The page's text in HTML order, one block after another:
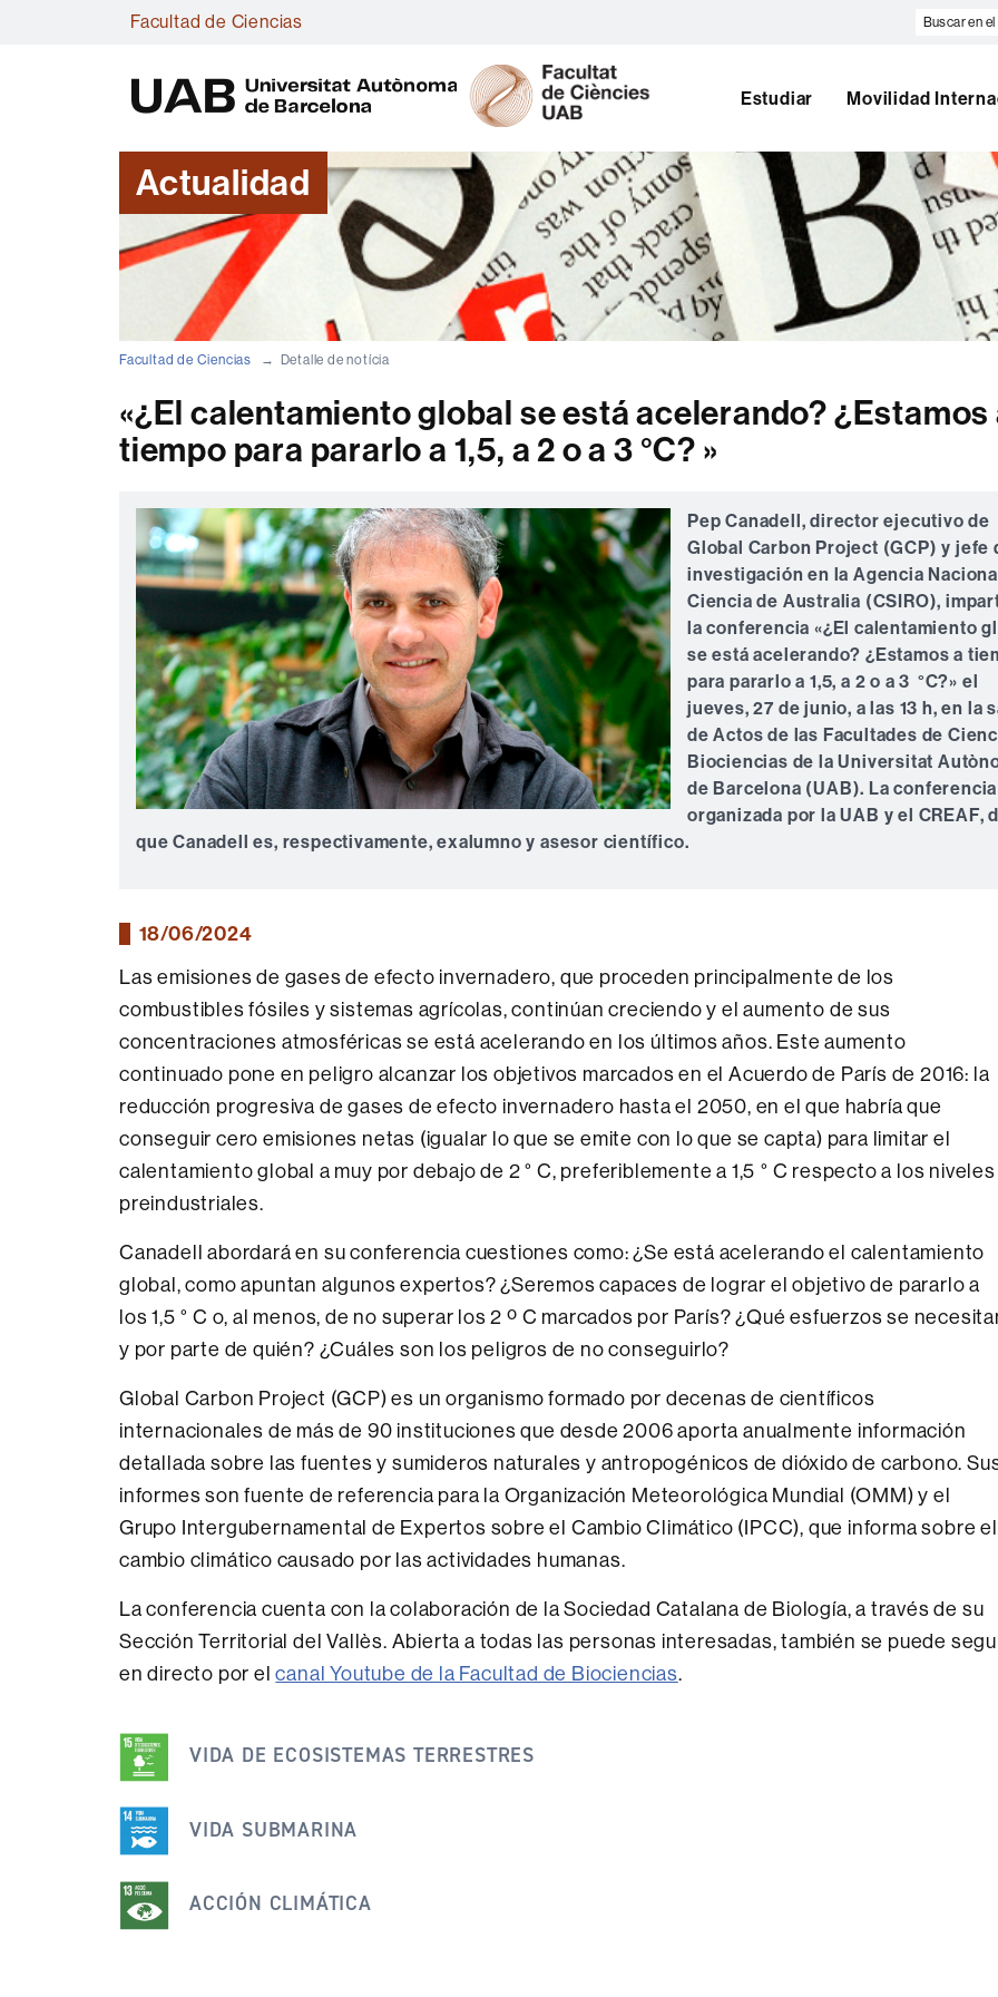
Facultad de Ciencias
Buscar
B
Estudiar Movilidad
Actualidad
Facultad de Ciencias Detalle de notícia
«¿El calentamiento global se está acelerando? ¿Estamos
tiempo para pararlo a 1,5, a 2 o a 3 °C? »
Pep Canadell, director ejecutivo de
Global Carbon Project (GCP) y jefe
investigación en la Agencia
Ciencia de Australia (CSIRO),
la conferencia «¿El calentamiento
se está acelerando? ¿Estamos a
para pararlo a 1,5, a 2 o a 3 °C?» el
jueves, 27 de junio, a las 13 h, en la
de Actos de las Facultades de
Biociencias de la Universitat
de Barcelona (UAB). La
organizada por la UAB y el CREAF,
que Canadell es, respectivamente, exalumno y asesor científico.
18/06/2024
Las emisiones de gases de efecto invernadero, que proceden principalmente de los
combustibles fósiles y sistemas agrícolas, continúan creciendo y el aumento de sus
concentraciones atmosféricas se está acelerando en los últimos años. Este aumento
continuado pone en peligro alcanzar los objetivos marcados en el Acuerdo de París de 2016: la
reducción progresiva de gases de efecto invernadero hasta el 2050, en el que habría que
conseguir cero emisiones netas (igualar lo que se emite con lo que se capta) para limitar el
calentamiento global a muy por debajo de 2 ° C, preferiblemente a 1,5 ° C respecto a los niveles
preindustriales.
Canadell abordará en su conferencia cuestiones como: ¿Se está acelerando el calentamiento
global, como apuntan algunos expertos? ¿Seremos capaces de lograr el objetivo de pararlo a
los 1,5 ° C o, al menos, de no superar los 2 º C marcados por París? ¿Qué esfuerzos se
y por parte de quién? ¿Cuáles son los peligros de no conseguirlo?
Global Carbon Project (GCP) es un organismo formado por decenas de científicos
internacionales de más de 90 instituciones que desde 2006 aporta anualmente información
detallada sobre las fuentes y sumideros naturales y antropogénicos de dióxido de carbono.
informes son fuente de referencia para la Organización Meteorológica Mundial (OMM) y el
Grupo Intergubernamental de Expertos sobre el Cambio Climático (IPCC), que informa sobre el
cambio climático causado por las actividades humanas.
La conferencia cuenta con la colaboración de la Sociedad Catalana de Biología, a través de su
Sección Territorial del Vallès. Abierta a todas las personas interesadas, también se puede
en directo por elcanal Youtube de la Facultad de Biociencias.
noticia
se
engloba
dentro
de
los
VIDA DE ECOSISTEMAS TERRESTRES
VIDA SUBMARINA
ACCIÓN CLIMÁTICA